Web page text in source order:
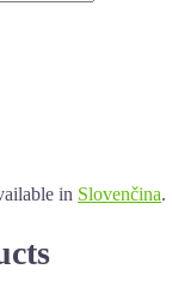
in Slovenčina.